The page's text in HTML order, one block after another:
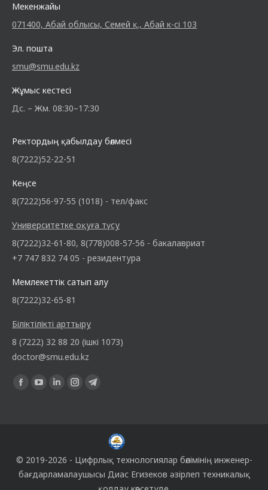
Мекенжайы
071400, Абай облысы, Семей қ., Абай к-сі 103
Эл. пошта
smu@smu.edu.kz
Жұмыс кестесі
Дс. – Жм. 08:30–17:30
Ректордың қабылдау бөлмесі
8(7222)52-22-51
Кеңсе
8(7222)56-97-55 (1018) - тел/факс
Университетке оқуға түсу
8(7222)32-61-80, 8(778)008-57-56 - бакалавриат
+7 747 832 74 05 - резидентура
Мемлекеттік сатып алу
8(7222)32-65-81
Біліктілікті арттыру
8 (7222) 32 88 20 (ішкі 1073)
doctor@smu.edu.kz
Find us on:
© 2019-2026 - Цифрлық технологиялар бөлімініңинженер-
бағдарламалаушысы Диас Егизеков әзірлеп техникалық